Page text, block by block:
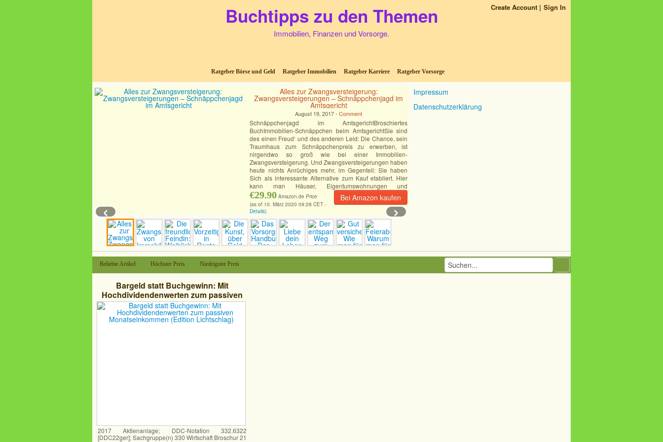
Create Account Sign In
Buchtipps zu den Themen
Immobilien, Finanzen und Vorsorge.
Ratgeber Börse und Geld Ratgeber Immobilien Ratgeber Karriere Ratgeber Vorsorge
Alles zur Zwangsversteigerung:
Zwangsversteigerungen – Schnäppchenjagd im
Amtsgericht
August 19, 2017 -Comment
Schnäppchenjagd im AmtsgerichtBroschiertes
BuchImmobilien-Schnäppchen beim AmtsgerichtSie sind
des einen Freud‘ und des anderen Leid: Die Chance, sein
Traumhaus zum Schnäppchenpreis zu erwerben, ist
nirgendwo so groß wie bei einer Immobilien-
Zwangsversteigerung. Und Zwangsversteigerungen haben
heute nichts Anrüchiges mehr, im Gegenteil: Sie haben
Sich als interessante Alternative zum Kauf etabliert. Hier
kann man Häuser, Eigentumswohnungen und
Grundstücke[Mehr] Bei Amazon kaufen
€29.90 Amazon.de Price
(as of 10. März 2020 09:28 CET -
Details)
‹ ›
Impressum
Datenschutzerklärung
Beliebte Artikel Höchster Preis Niedrigster Preis
Bargeld statt Buchgewinn: Mit
Hochdividendenwerten zum passiven
Monatseinkommen (Edition Lichtschlag)
2017 Aktienanlage; DDC-Notation 332.6322
[DDC22ger]; Sachgruppe(n) 330 Wirtschaft Broschur 21